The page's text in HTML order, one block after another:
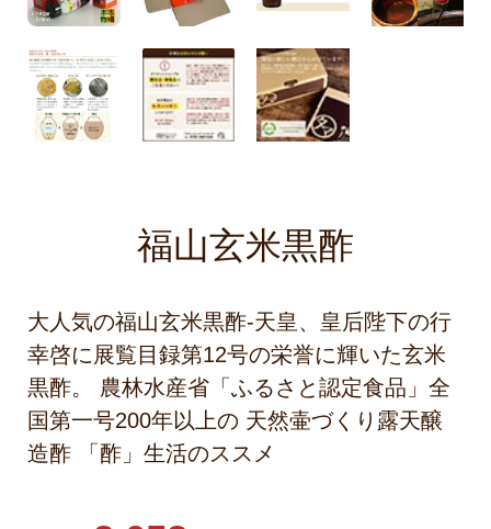
福山玄米黒酢
大人気の福山玄米黒酢-天皇、皇后陛下の行
幸啓に展覧目録第12号の栄誉に輝いた玄米
黒酢。 農林水産省「ふるさと認定食品」全
国第一号200年以上の 天然壷づくり露天醸
造酢 「酢」生活のススメ